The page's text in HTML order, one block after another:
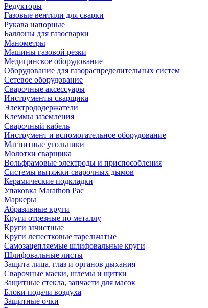
Редукторы
Газовые вентили для сварки
Рукава напорные
Баллоны для газосварки
Манометры
Машины газовой резки
Медицинское оборудование
Оборудование для газораспределительных систем
Сетевое оборудование
Сварочные аксессуары
Инструменты сварщика
Электрододержатели
Клеммы заземления
Сварочный кабель
Инструмент и вспомогательное оборудование
Магнитные угольники
Молотки сварщика
Вольфрамовые электроды и приспособления
Системы вытяжки сварочных дымов
Керамические подкладки
Упаковка Marathon Pac
Маркеры
Абразивные круги
Круги отрезные по металлу
Круги зачистные
Круги лепестковые тарельчатые
Самозацепляемые шлифовальные круги
Шлифовальные листы
Защита лица, глаз и органов дыхания
Сварочные маски, шлемы и щитки
Защитные стекла, запчасти для масок
Блоки подачи воздуха
Защитные очки